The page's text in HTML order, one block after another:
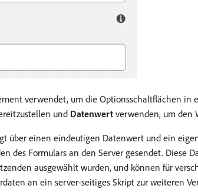
verwendet, um die Optionsschaltflächen in
und Datenwert verwenden, um den
über einen eindeutigen Datenwert und ein
des Formulars an den Server gesendet.
ausgewählt wurden, und können für
an ein server-seitiges Skript zur weiteren